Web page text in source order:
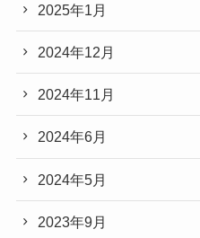
2025年1月
2024年12月
2024年11月
2024年6月
2024年5月
2023年9月